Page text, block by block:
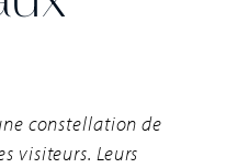
constellation de
visiteurs. Leurs